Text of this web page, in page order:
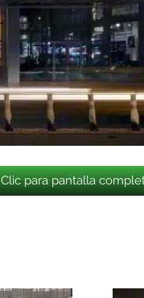
Clic para pantalla